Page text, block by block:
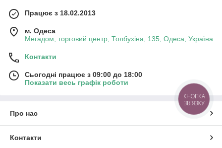
Працює з 18.02.2013
м. Одеса
Мегадом, торговий центр, Толбухіна, 135, Одеса, Україна
Контакти
Сьогодні працює з 09:00 до 18:00
Показати весь графік роботи
Про нас
Контакти
КНОПКА
ЗВ'ЯЗКУ